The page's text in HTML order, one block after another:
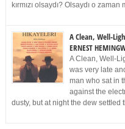
kırmızı olsaydı? Olsaydı o
A Clean, Well-
ERNEST
A Clean, Well-
was very late
man who sat in
against the
dusty, but at night the dew